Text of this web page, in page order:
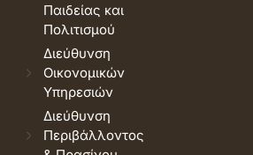
Παιδείας και
Πολιτισμού
Διεύθυνση
Οικονομικών
Υπηρεσιών
Διεύθυνση
Περιβάλλοντος